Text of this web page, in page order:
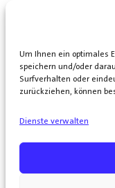
Um Ihnen ein optimales
speichern und/oder
Surfverhalten oder
zurückziehen, können
Dienste verwalten